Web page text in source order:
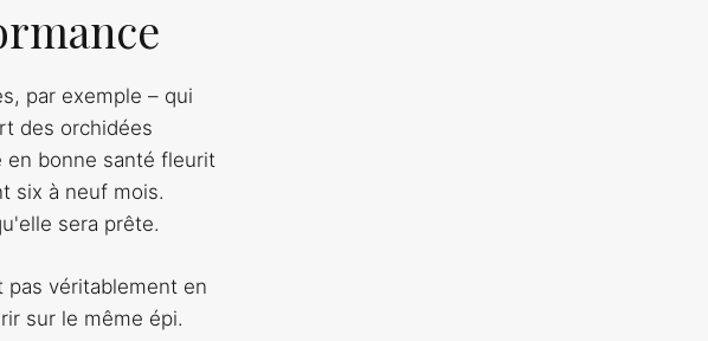
par exemple – qui
des orchidées
en bonne santé fleurit
six à neuf mois.
sera prête.
pas véritablement en
sur le même épi.